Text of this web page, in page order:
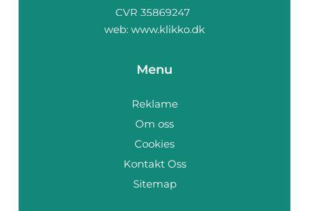
web: www.klikko.dk
Menu
Reklame
Om oss
Cookies
Kontakt Oss
Sitemap